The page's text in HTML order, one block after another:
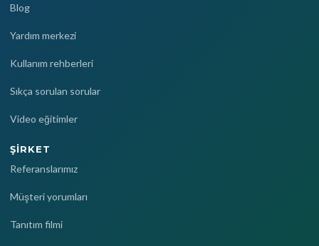
Blog
Yardım merkezi
Kullanım rehberleri
Sıkça sorulan sorular
Video eğitimler
ŞIRKET
Referanslarımız
Müşteri yorumları
Tanıtım filmi